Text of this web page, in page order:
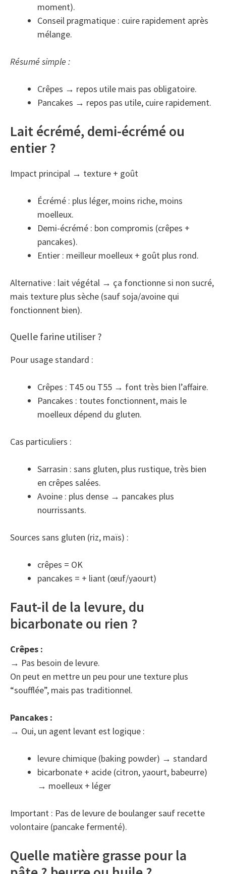
moment).
Conseil pragmatique : cuire rapidement après
mélange.
Résumé simple :
Crêpes → repos utile mais pas obligatoire.
Pancakes → repos pas utile, cuire rapidement.
Lait écrémé, demi-écrémé ou
entier ?
Impact principal → texture + goût
Écrémé : plus léger, moins riche, moins
moelleux.
Demi-écrémé : bon compromis (crêpes +
pancakes).
Entier : meilleur moelleux + goût plus rond.
Alternative : lait végétal → ça fonctionne si non sucré,
mais texture plus sèche (sauf soja/avoine qui
fonctionnent bien).
Quelle farine utiliser ?
Pour usage standard :
Crêpes : T45 ou T55 → font très bien l’affaire.
Pancakes : toutes fonctionnent, mais le
moelleux dépend du gluten.
Cas particuliers :
Sarrasin : sans gluten, plus rustique, très bien
en crêpes salées.
Avoine : plus dense → pancakes plus
nourrissants.
Sources sans gluten (riz, maïs) :
crêpes = OK
pancakes = + liant (œuf/yaourt)
Faut-il de la levure, du
bicarbonate ou rien ?
Crêpes :
→ Pas besoin de levure.
On peut en mettre un peu pour une texture plus
“soufflée”, mais pas traditionnel.
Pancakes :
→ Oui, un agent levant est logique :
levure chimique (baking powder) → standard
bicarbonate + acide (citron, yaourt, babeurre)
→ moelleux + léger
Important : Pas de levure de boulanger sauf recette
volontaire (pancake fermenté).
Quelle matière grasse pour la